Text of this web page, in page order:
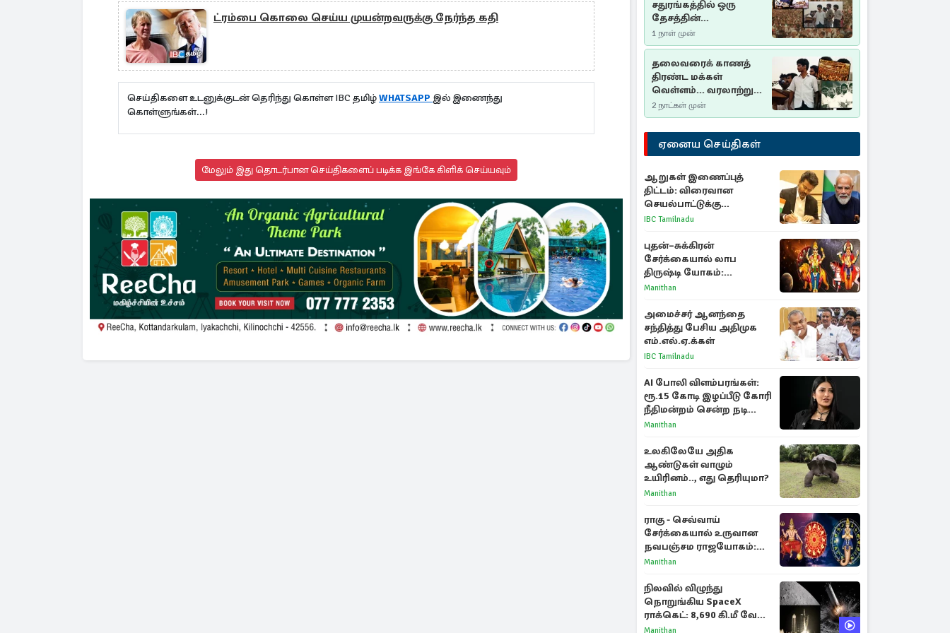
ட்ரம்பை கொலை செய்ய முயன்றவருக்கு நேர்ந்த கதி
செய்திகளை உடனுக்குடன் தெரிந்து கொள்ள IBC தமிழ்WHATSAPP இல் இணைந்து
கொள்ளுங்கள்...!
மேலும் இது தொடர்பான செய்திகளைப் படிக்க இங்கே கிளிக் செய்யவும்
சதுரங்கத்தில் ஒரு
தேசத்தின்
தீர்க்கதரிசனம் :
சுதுமலை பிரகடனம்
ஒரு வரலாற்றுப் பாடம்
1 நாள் முன்
தலைவரைக் காணத்
திரண்ட மக்கள்
வெள்ளம்... வரலாற்றுச்
சிறப்புமிக்க சுதுமலைப்
பிரகடனம்…
2 நாட்கள் முன்
ஏனைய செய்திகள்
ஆறுகள் இணைப்புத்
திட்டம்: விரைவான
செயல்பாட்டுக்கு
பிரதமருக்கு முதலமைச்சர்
IBC Tamilnadu
புதன்–சுக்கிரன்
சேர்க்கையால் லாப
திருஷ்டி யோகம்:
அதிர்ஷ்டம் பெறும் டாப் 3
Manithan
அமைச்சர் ஆனந்தை
சந்தித்து பேசிய அதிமுக
எம்.எல்.ஏ.க்கள்
IBC Tamilnadu
AI போலி விளம்பரங்கள்:
ரூ.15 கோடி இழப்பீடு கோரி
நீதிமன்றம் சென்ற நடிகை
ஸ்ருதி ஹாசன்!
Manithan
உலகிலேயே அதிக
ஆண்டுகள் வாழும்
உயிரினம்.., எது தெரியுமா?
Manithan
ராகு - செவ்வாய்
சேர்க்கையால் உருவான
நவபஞ்சம ராஜயோகம்:
அதிர்ஷ்டம் பெறும் 3
Manithan
நிலவில் விழுந்து
நொறுங்கிய SpaceX
ராக்கெட்: 8,690 கி.மீ வேக
மோதலால் உருவான புதிய
Manithan